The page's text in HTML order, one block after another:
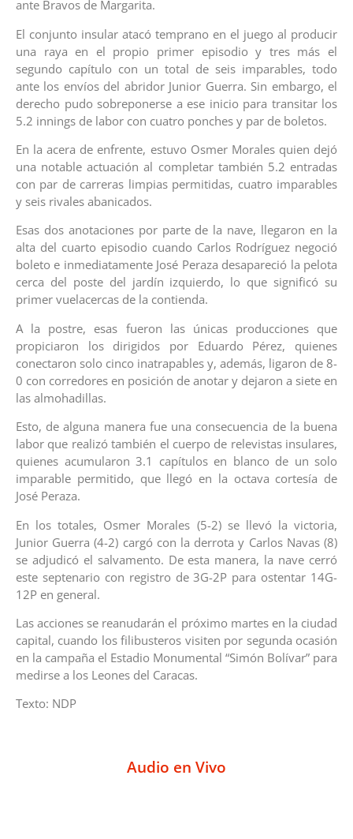
ante Bravos de Margarita.
El conjunto insular atacó temprano en el juego al producir
una raya en el propio primer episodio y tres más el
segundo capítulo con un total de seis imparables, todo
ante los envíos del abridor Junior Guerra. Sin embargo, el
derecho pudo sobreponerse a ese inicio para transitar los
5.2 innings de labor con cuatro ponches y par de boletos.
En la acera de enfrente, estuvo Osmer Morales quien dejó
una notable actuación al completar también 5.2 entradas
con par de carreras limpias permitidas, cuatro imparables
y seis rivales abanicados.
Esas dos anotaciones por parte de la nave, llegaron en la
alta del cuarto episodio cuando Carlos Rodríguez negoció
boleto e inmediatamente José Peraza desapareció la pelota
cerca del poste del jardín izquierdo, lo que significó su
primer vuelacercas de la contienda.
A la postre, esas fueron las únicas producciones que
propiciaron los dirigidos por Eduardo Pérez, quienes
conectaron solo cinco inatrapables y, además, ligaron de 8-
0 con corredores en posición de anotar y dejaron a siete en
las almohadillas.
Esto, de alguna manera fue una consecuencia de la buena
labor que realizó también el cuerpo de relevistas insulares,
quienes acumularon 3.1 capítulos en blanco de un solo
imparable permitido, que llegó en la octava cortesía de
José Peraza.
En los totales, Osmer Morales (5-2) se llevó la victoria,
Junior Guerra (4-2) cargó con la derrota y Carlos Navas (8)
se adjudicó el salvamento. De esta manera, la nave cerró
este septenario con registro de 3G-2P para ostentar 14G-
12P en general.
Las acciones se reanudarán el próximo martes en la ciudad
capital, cuando los filibusteros visiten por segunda ocasión
en la campaña el Estadio Monumental “Simón Bolívar” para
medirse a los Leones del Caracas.
Texto: NDP
Audio en Vivo